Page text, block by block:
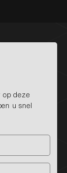
op deze
u snel